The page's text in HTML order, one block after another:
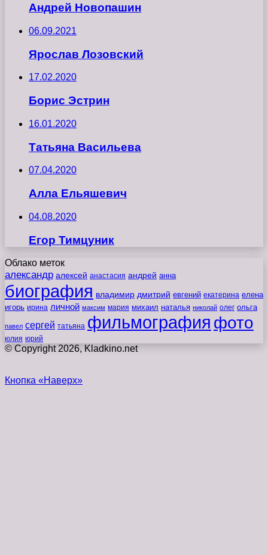
Андрей Новопашин
06.09.2021
Ярослав Лозовский
17.02.2020
Борис Эстрин
16.01.2020
Татьяна Васильева
07.04.2020
Алла Ельяшевич
04.08.2020
Егор Тимцуник
Облако меток
александр алексей анастасия андрей анна
биография владимир дмитрий евгений екатерина елена
игорь ирина личной максим мария михаил наталья николай олег ольга
павел сергей татьяна фильмография фото
юлия юрий
© Copyright 2026, Kladkino.net
Кнопка «Наверх»